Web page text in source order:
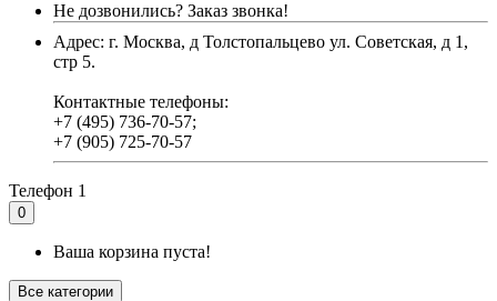
Не дозвонились? Заказ звонка!
Адрес: г. Москва, д Толстопальцево ул. Советская, д 1,
стр 5.
Контактные телефоны:
+7 (495) 736-70-57;
+7 (905) 725-70-57
Телефон 1
0
Ваша корзина пуста!
Все категории